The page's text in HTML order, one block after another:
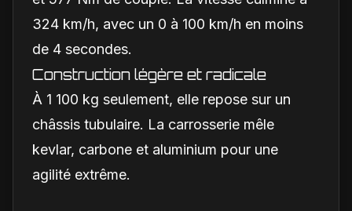
324 km/h, avec un 0 à 100 km/h en moins
de 4 secondes.
Construction légère et radicale
À 1 100 kg seulement, elle repose sur un
châssis tubulaire. La carrosserie mêle
kevlar, carbone et aluminium pour une
agilité extrême.